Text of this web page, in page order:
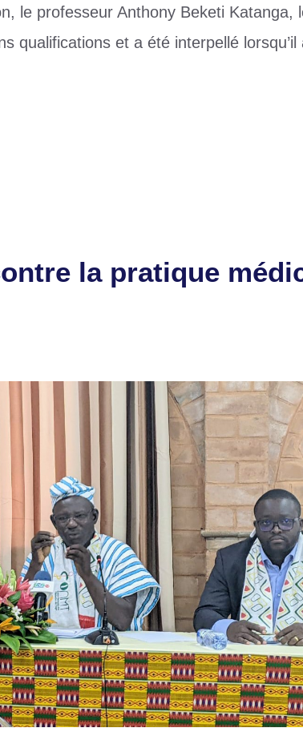
le professeur Anthony Beketi Katanga,
qualifications et a été interpellé
la pratique